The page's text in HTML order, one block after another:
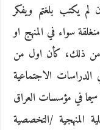
يكتب بلغتم ويفكر
سواء في المنهج او
من ذلك، كأن اول من
الاجتماعية
سيما في مؤسسات العراق
المنهجية /التخصصية